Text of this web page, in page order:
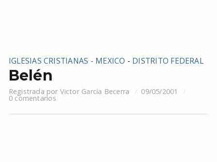
IGLESIAS CRISTIANAS - MEXICO - DISTRITO FEDERAL
Belén
Registrada por Victor García Becerra 09/05/2001
0 comentarios